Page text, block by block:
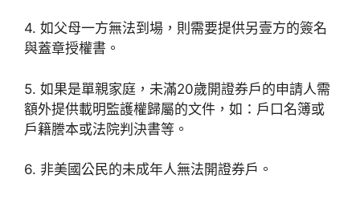
4. 如父母一方無法到場，則需要提供另壹方的簽名
與蓋章授權書。
5. 如果是單親家庭，未滿20歲開證券戶的申請人需
額外提供載明監護權歸屬的文件，如：戶口名簿或
戶籍謄本或法院判決書等。
6. 非美國公民的未成年人無法開證券戶。